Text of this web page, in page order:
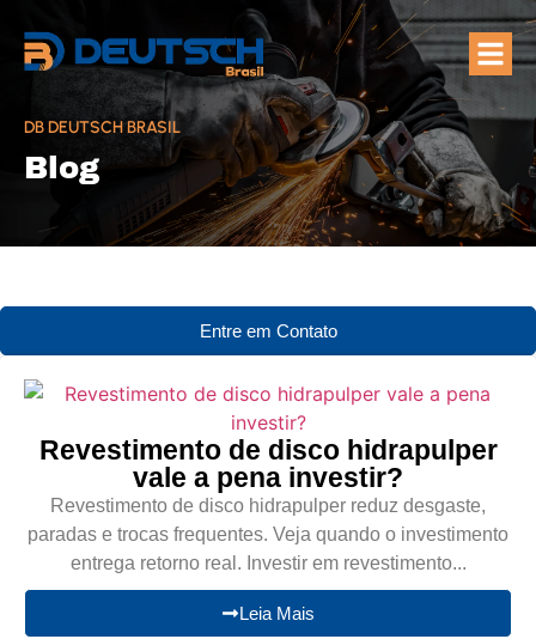
DB DEUTSCH BRASIL
Blog
Entre em Contato
Revestimento de disco hidrapulper
vale a pena investir?
Revestimento de disco hidrapulper reduz desgaste,
paradas e trocas frequentes. Veja quando o investimento
entrega retorno real. Investir em revestimento...
Leia Mais